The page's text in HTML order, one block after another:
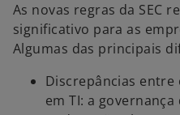
As novas regras da SEC
significativo para as
Algumas das principais
Discrepâncias entre
em TI: a